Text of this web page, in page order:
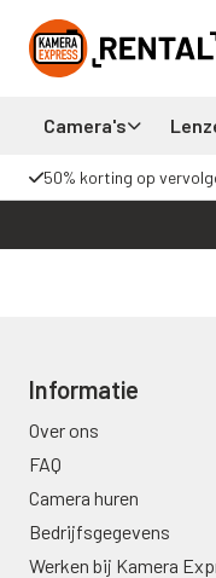
Camera's
50% korting op
Informatie
Over ons
FAQ
Camera huren
Bedrijfsgegevens
Werken bij Kamera